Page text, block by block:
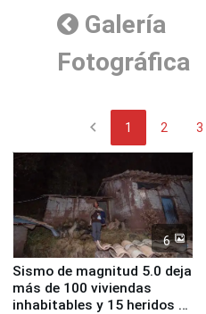
Galería
Fotográfica
chevron_left 1 2 3
6
Sismo de magnitud 5.0 deja
más de 100 viviendas
inhabitables y 15 heridos en